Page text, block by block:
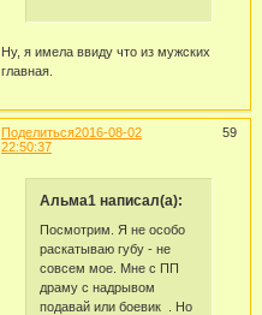
Ну, я имела ввиду что из мужских
главная.
Поделиться 59
2016-08-02
22:50:37
Альма1 написал(а):
Посмотрим. Я не особо
раскатываю губу - не
совсем мое. Мне с ПП
драму с надрывом
подавай или боевик . Но